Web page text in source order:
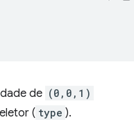
de (0,0,1)
( type ).